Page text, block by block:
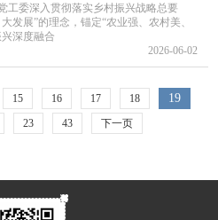
工委深入贯彻落实乡村振兴战略总要
发展”的理念，锚定“农业强、农村美、
深度融合
2026-06-02
15 16 17 18 19
23 43 下一页